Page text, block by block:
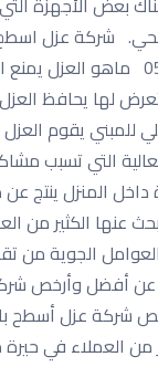
شركة عزل
فوم عزل حرارى مائى شركة كشف تسربات
لها يحافظ
للمبني يقوم
التي تسبب
المنزل ينتج
الكثير من
الجوية من
عن أفضل
شركة عزل أسطح
من العملاء في